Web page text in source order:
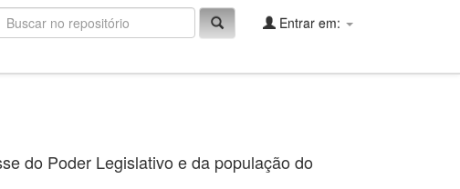
Entrar em:
do Poder Legislativo e da população do